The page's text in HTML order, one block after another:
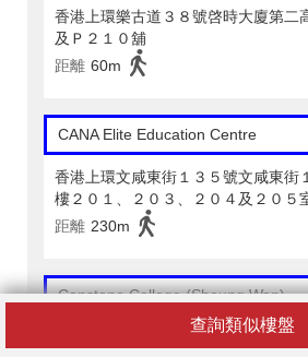
查詢類似樓盤
香港上環樂古道３８號啓時大廈第二
及Ｐ２１０舖
距離 60m
CANA Elite Education Centre
香港上環文咸東街１３５號文咸東街
樓２０１、２０３、２０４及２０５
距離 230m
Capstone College (Sheung Wan)
香港上環永樂街２３５號永樂街２３